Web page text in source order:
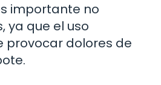
importante no
ya que el uso
provocar dolores de